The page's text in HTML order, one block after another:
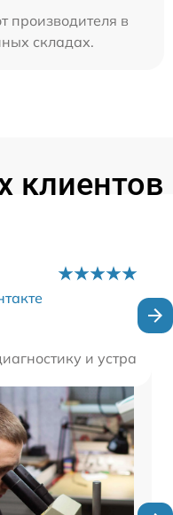
производителя в
складах.
клиентов
и